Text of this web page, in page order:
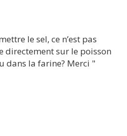
le sel, ce n’est pas
sur le poisson
dans la farine? Merci "